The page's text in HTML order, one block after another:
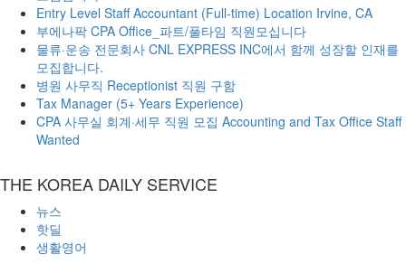
Entry Level Staff Accountant (Full-time) Location Irvine, CA
부에나팍 CPA Office_파트/풀타임 직원모십니다
물류·운송 전문회사 CNL EXPRESS INC에서 함께 성장할 인재를
모집합니다.
병원 사무직 Receptionist 직원 구함
Tax Manager (5+ Years Experience)
CPA 사무실 회계·세무 직원 모집 Accounting and Tax Office Staff
Wanted
THE KOREA DAILY SERVICE
뉴스
핫딜
생활영어